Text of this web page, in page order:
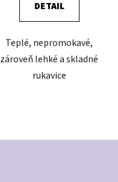
DETAIL
Teplé, nepromokavé,
zároveň lehké a skladné
rukavice